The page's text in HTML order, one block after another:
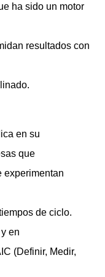
ha sido un motor
resultados con
en su
que
experimentan
de ciclo.
en
(Definir, Medir,